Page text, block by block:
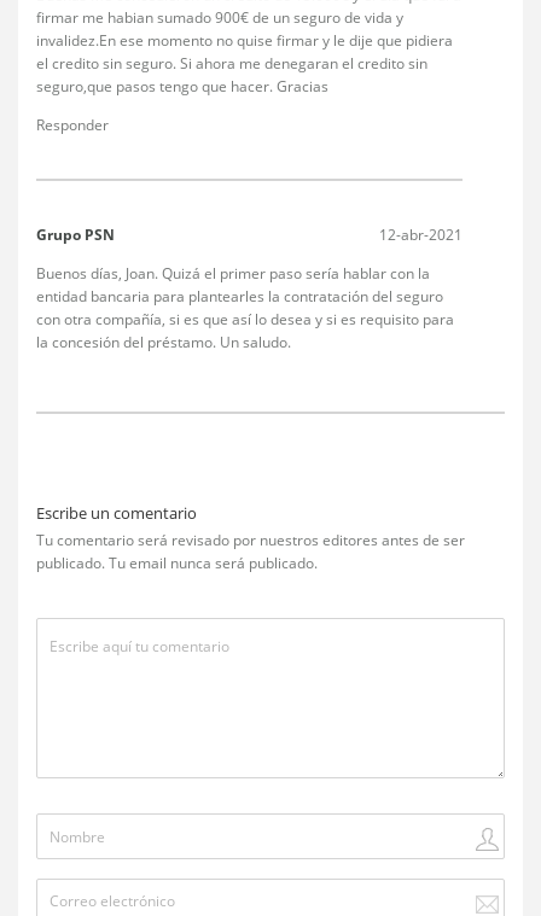
firmar me habian sumado 900€ de un seguro de vida y
invalidez.En ese momento no quise firmar y le dije que pidiera
el credito sin seguro. Si ahora me denegaran el credito sin
seguro,que pasos tengo que hacer. Gracias
Responder
Grupo PSN 12-abr-2021
Buenos días, Joan. Quizá el primer paso sería hablar con la
entidad bancaria para plantearles la contratación del seguro
con otra compañía, si es que así lo desea y si es requisito para
la concesión del préstamo. Un saludo.
Escribe un comentario
Tu comentario será revisado por nuestros editores antes de ser
publicado. Tu email nunca será publicado.